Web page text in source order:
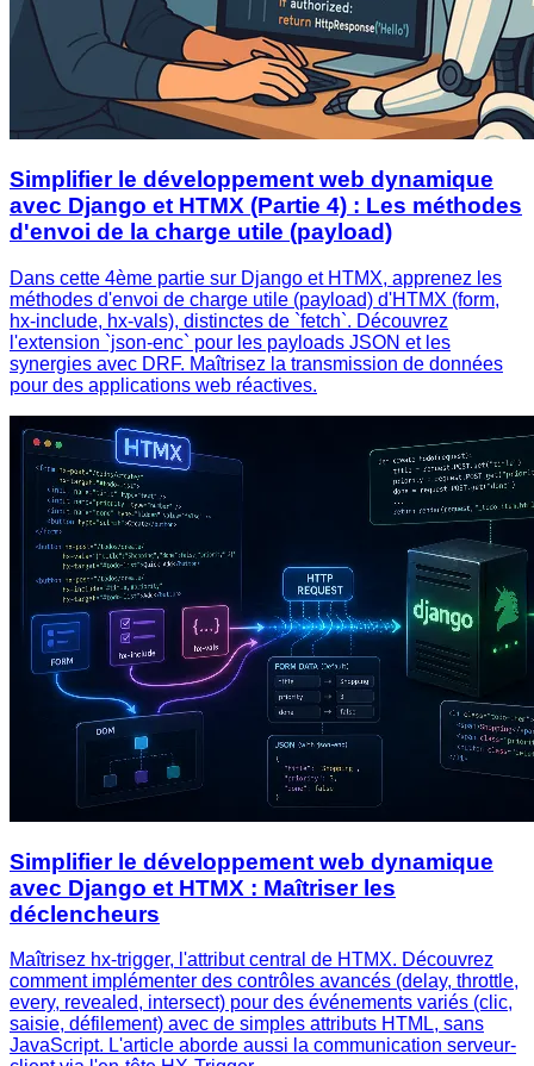
Simplifier le développement web dynamique
avec Django et HTMX (Partie 4) : Les méthodes
d'envoi de la charge utile (payload)
Dans cette 4ème partie sur Django et HTMX, apprenez les
méthodes d'envoi de charge utile (payload) d'HTMX (form,
hx-include, hx-vals), distinctes de `fetch`. Découvrez
l'extension `json-enc` pour les payloads JSON et les
synergies avec DRF. Maîtrisez la transmission de données
pour des applications web réactives.
Simplifier le développement web dynamique
avec Django et HTMX : Maîtriser les
déclencheurs
Maîtrisez hx-trigger, l'attribut central de HTMX. Découvrez
comment implémenter des contrôles avancés (delay, throttle,
every, revealed, intersect) pour des événements variés (clic,
saisie, défilement) avec de simples attributs HTML, sans
JavaScript. L'article aborde aussi la communication serveur-